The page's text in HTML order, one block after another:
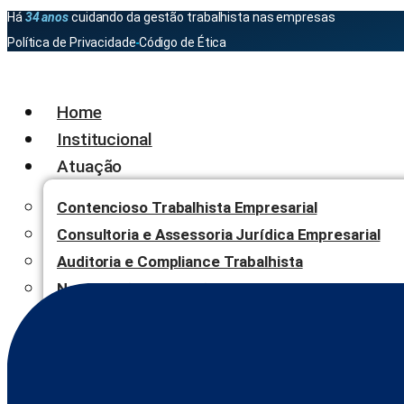
Há 34 anoscuidando da gestão trabalhista nas empresas
Política de Privacidade Código de Ética
Home
Institucional
Atuação
Contencioso Trabalhista Empresarial
Consultoria e Assessoria Jurídica Empresarial
Auditoria e Compliance Trabalhista
Negociação, Mediação e Arbitragem